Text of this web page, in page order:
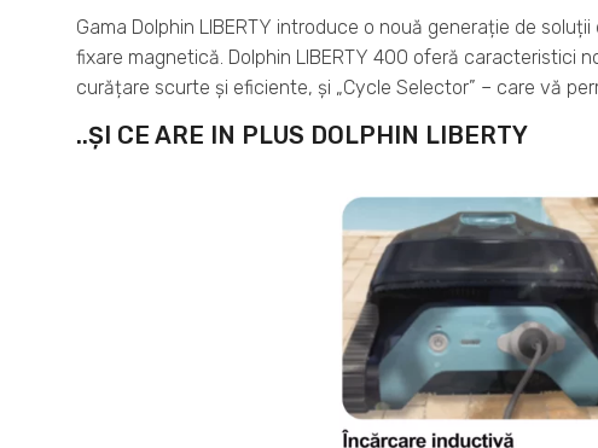
Gama Dolphin LIBERTY introduce o nouă generație de
fixare magnetică. Dolphin LIBERTY 400 oferă caracteristici
curățare scurte și eficiente, și „Cycle Selector” – care vă
..ȘI CE ARE IN PLUS DOLPHIN LIBERTY